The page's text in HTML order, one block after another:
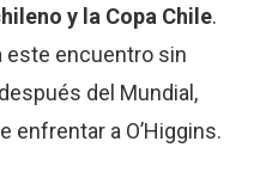
y la Copa Chile.
este encuentro sin
del Mundial,
enfrentar a O’Higgins.